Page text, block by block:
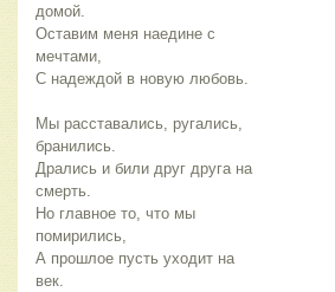
домой.
Оставим меня наедине с
мечтами,
С надеждой в новую любовь.
Мы расставались, ругались,
бранились.
Дрались и били друг друга на
смерть.
Но главное то, что мы
помирились,
А прошлое пусть уходит на
век.